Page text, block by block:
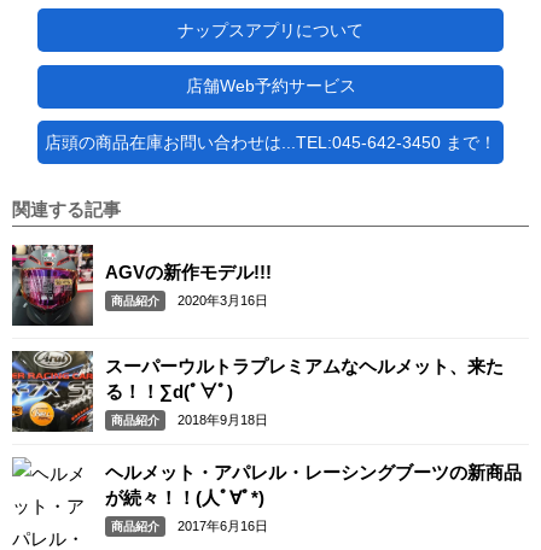
ナップスアプリについて
店舗Web予約サービス
店頭の商品在庫お問い合わせは...TEL:045-642-3450 まで！
関連する記事
AGVの新作モデル!!!
商品紹介 2020年3月16日
スーパーウルトラプレミアムなヘルメット、来た
る！！∑d(ﾟ∀ﾟ)
商品紹介 2018年9月18日
ヘルメット・アパレル・レーシングブーツの新商品
が続々！！(人ﾟ∀ﾟ*)
商品紹介 2017年6月16日